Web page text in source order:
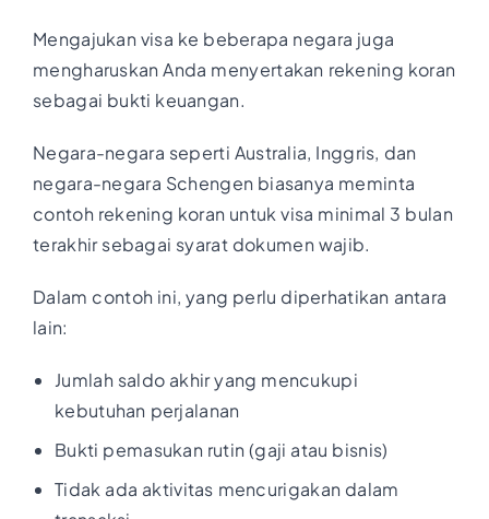
Mengajukan visa ke beberapa negara juga
mengharuskan Anda menyertakan rekening koran
sebagai bukti keuangan.
Negara-negara seperti Australia, Inggris, dan
negara-negara Schengen biasanya meminta
contoh rekening koran untuk visa minimal 3 bulan
terakhir sebagai syarat dokumen wajib.
Dalam contoh ini, yang perlu diperhatikan antara
lain:
Jumlah saldo akhir yang mencukupi
kebutuhan perjalanan
Bukti pemasukan rutin (gaji atau bisnis)
Tidak ada aktivitas mencurigakan dalam